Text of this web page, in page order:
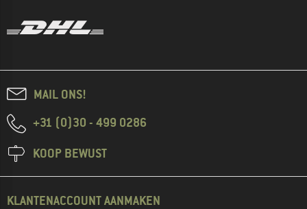
MAIL ONS!
+31 (0)30 - 499 0286
KOOP BEWUST
KLANTENACCOUNT AANMAKEN